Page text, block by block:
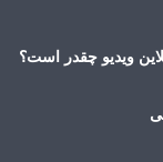
ویدیو چقدر است؟